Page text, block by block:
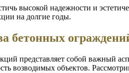
высокой надежности и
на долгие годы.
бетонных
представляет собой важный
возводимых объектов.